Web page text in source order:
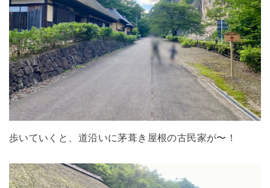
歩いていくと、道沿いに茅葺き屋根の古民家が〜！